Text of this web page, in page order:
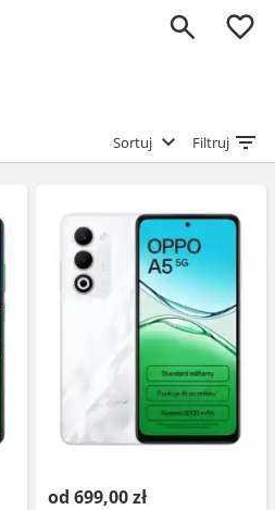
0
Sortuj Filtruj
od 699,00 zł